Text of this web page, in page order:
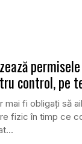
control, pe
mai fi obligați să
fizic în timp ce